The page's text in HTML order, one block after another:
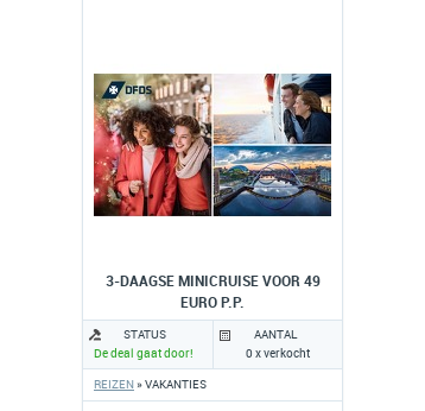
3-DAAGSE MINICRUISE VOOR 49
EURO P.P.
REIZEN» VAKANTIES
STATUS
De deal gaat door!
AANTAL
0 x verkocht